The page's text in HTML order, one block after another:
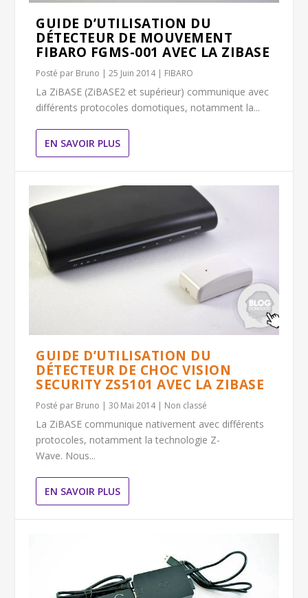
GUIDE D’UTILISATION DU
DÉTECTEUR DE MOUVEMENT
FIBARO FGMS-001 AVEC LA ZIBASE
Posté par Bruno |25 Juin 2014| FIBARO
La ZiBASE (ZiBASE2 et supérieur) communique avec
différents protocoles domotiques, notamment la...
EN SAVOIR PLUS
GUIDE D’UTILISATION DU
DÉTECTEUR DE CHOC VISION
SECURITY ZS5101 AVEC LA ZIBASE
Posté par Bruno |30 Mai 2014| Non classé
La ZiBASE communique nativement avec différents
protocoles, notamment la technologie Z-
Wave. Nous...
EN SAVOIR PLUS